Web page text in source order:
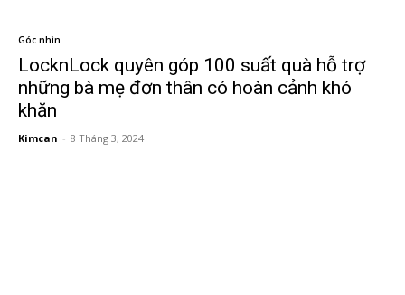
Góc nhìn
LocknLock quyên góp 100 suất quà hỗ trợ
những bà mẹ đơn thân có hoàn cảnh khó
khăn
Kimcan - 8 Tháng 3, 2024